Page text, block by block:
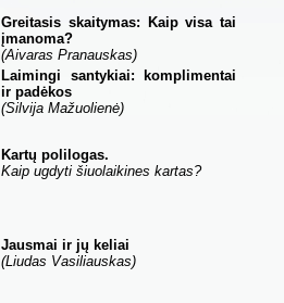
Greitasis skaitymas: Kaip visa tai
įmanoma?
(Aivaras Pranauskas)
Laimingi santykiai: komplimentai
ir padėkos
(Silvija Mažuolienė)
Kartų polilogas.
Kaip ugdyti šiuolaikines kartas?
Jausmai ir jų keliai
(Liudas Vasiliauskas)